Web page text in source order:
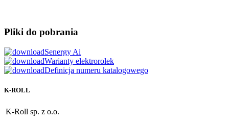
Pliki do pobrania
Senergy Ai
Warianty elektrorolek
Definicja numeru katalogowego
K-ROLL
K-Roll sp. z o.o.